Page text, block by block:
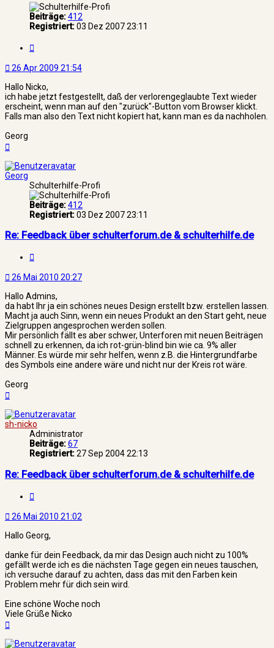
Beiträge:412
Registriert:03 Dez 2007 23:11
26 Apr 2009 21:54
Hallo Nicko,
ich habe jetzt festgestellt, daß der verlorengeglaubte Text wieder
erscheint, wenn man auf den "zurück"-Button vom Browser klickt.
Falls man also den Text nicht kopiert hat, kann man es da nachholen.
Georg
Georg
Schulterhilfe-Profi
Beiträge:412
Registriert:03 Dez 2007 23:11
Re: Feedback über schulterforum.de & schulterhilfe.de
26 Mai 2010 20:27
Hallo Admins,
da habt Ihr ja ein schönes neues Design erstellt bzw. erstellen lassen.
Macht ja auch Sinn, wenn ein neues Produkt an den Start geht, neue
Zielgruppen angesprochen werden sollen.
Mir persönlich fällt es aber schwer, Unterforen mit neuen Beiträgen
schnell zu erkennen, da ich rot-grün-blind bin wie ca. 9% aller
Männer. Es würde mir sehr helfen, wenn z.B. die Hintergrundfarbe
des Symbols eine andere wäre und nicht nur der Kreis rot wäre.
Georg
sh-nicko
Administrator
Beiträge:67
Registriert:27 Sep 2004 22:13
Re: Feedback über schulterforum.de & schulterhilfe.de
26 Mai 2010 21:02
Hallo Georg,
danke für dein Feedback, da mir das Design auch nicht zu 100%
gefällt werde ich es die nächsten Tage gegen ein neues tauschen,
ich versuche darauf zu achten, dass das mit den Farben kein
Problem mehr für dich sein wird.
Eine schöne Woche noch
Viele Grüße Nicko